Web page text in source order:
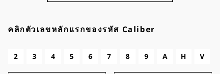
คลิกตัวเลขหลักแรกของรหัส Caliber
2 3 4 5 6 7 8 9 A H V